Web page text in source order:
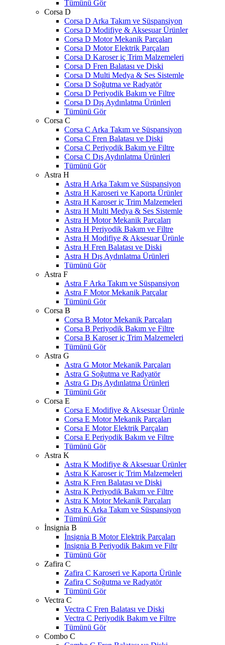
Tümünü Gör
Corsa D
Corsa D Arka Takım ve Süspansiyon
Corsa D Modifiye & Aksesuar Ürünler
Corsa D Motor Mekanik Parçaları
Corsa D Motor Elektrik Parçaları
Corsa D Karoser iç Trim Malzemeleri
Corsa D Fren Balatası ve Diski
Corsa D Multi Medya & Ses Sistemle
Corsa D Soğutma ve Radyatör
Corsa D Periyodik Bakım ve Filtre
Corsa D Dış Aydınlatma Ürünleri
Tümünü Gör
Corsa C
Corsa C Arka Takım ve Süspansiyon
Corsa C Fren Balatası ve Diski
Corsa C Periyodik Bakım ve Filtre
Corsa C Dış Aydınlatma Ürünleri
Tümünü Gör
Astra H
Astra H Arka Takım ve Süspansiyon
Astra H Karoseri ve Kaporta Ürünler
Astra H Karoser iç Trim Malzemeleri
Astra H Multi Medya & Ses Sistemle
Astra H Motor Mekanik Parçaları
Astra H Periyodik Bakım ve Filtre
Astra H Modifiye & Aksesuar Ürünle
Astra H Fren Balatası ve Diski
Astra H Dış Aydınlatma Ürünleri
Tümünü Gör
Astra F
Astra F Arka Takım ve Süspansiyon
Astra F Motor Mekanik Parçalar
Tümünü Gör
Corsa B
Corsa B Motor Mekanik Parçaları
Corsa B Periyodik Bakım ve Filtre
Corsa B Karoser iç Trim Malzemeleri
Tümünü Gör
Astra G
Astra G Motor Mekanik Parçaları
Astra G Soğutma ve Radyatör
Astra G Dış Aydınlatma Ürünleri
Tümünü Gör
Corsa E
Corsa E Modifiye & Aksesuar Ürünle
Corsa E Motor Mekanik Parçaları
Corsa E Motor Elektrik Parçaları
Corsa E Periyodik Bakım ve Filtre
Tümünü Gör
Astra K
Astra K Modifiye & Aksesuar Ürünler
Astra K Karoser iç Trim Malzemeleri
Astra K Fren Balatası ve Diski
Astra K Periyodik Bakım ve Filtre
Astra K Motor Mekanik Parçaları
Astra K Arka Takım ve Süspansiyon
Tümünü Gör
İnsignia B
İnsignia B Motor Elektrik Parçaları
İnsignia B Periyodik Bakım ve Filtr
Tümünü Gör
Zafira C
Zafira C Karoseri ve Kaporta Ürünle
Zafira C Soğutma ve Radyatör
Tümünü Gör
Vectra C
Vectra C Fren Balatası ve Diski
Vectra C Periyodik Bakım ve Filtre
Tümünü Gör
Combo C